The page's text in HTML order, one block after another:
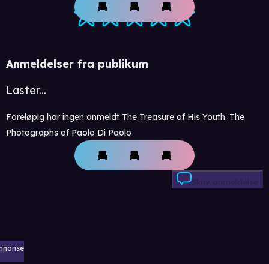
Anmeldelser fra publikum
Laster...
Foreløpig har ingen anmeldt The Treasure of His Youth: The
Photographs of Paolo Di Paolo
Skriv anmeldelse